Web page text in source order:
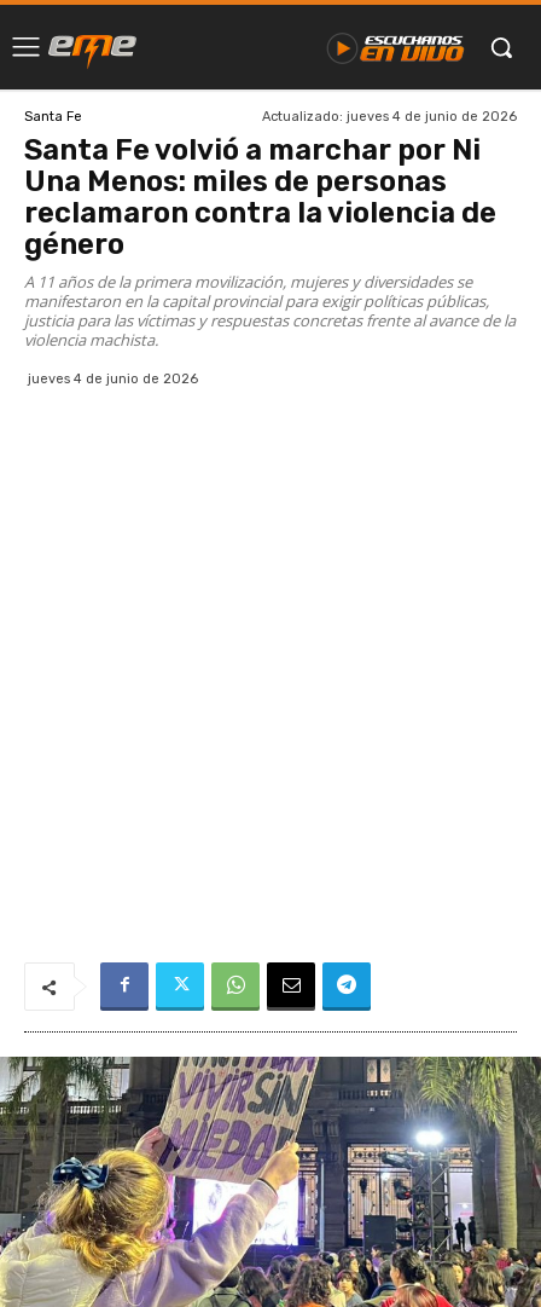
Santa Fe Actualizado: jueves 4 de junio de 2026
Santa Fe volvió a marchar por Ni
Una Menos: miles de personas
reclamaron contra la violencia de
género
A 11 años de la primera movilización, mujeres y diversidades se
manifestaron en la capital provincial para exigir políticas públicas,
justicia para las víctimas y respuestas concretas frente al avance de la
violencia machista.
jueves 4 de junio de 2026